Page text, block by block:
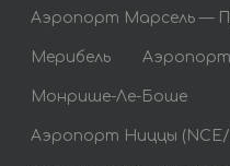
Аэропорт Марсель —
Мерибель Аэропорт
Монрише-Ле-Боше
Аэропорт Ниццы (NCE/